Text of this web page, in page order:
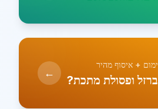
+ איסוף מהיר
ופסולת מתכת? ←